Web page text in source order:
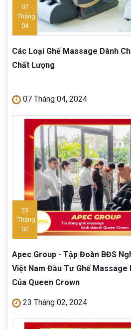
07
Tháng
04
Các Loại Ghế Massage Dành
Chất Lượng
07 Tháng 04, 2024
23
Tháng
02
Apec Group - Tập Đoàn BĐS
Việt Nam Đầu Tư Ghế Massage
Của Queen Crown
23 Tháng 02, 2024